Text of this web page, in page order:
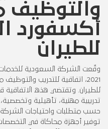
والتوظيف
أكسفورد
للطيران
وقّعت الشركة السعودية للخدمات
2021، اتفاقية للتدريب
للطيران. وتقتضي هذه الاتفاقية
تدريبية مهنية، تأهيلية
حسب متطلبات واحتياجات الشركة
توفير أجهزة محاكاة في التخصصات